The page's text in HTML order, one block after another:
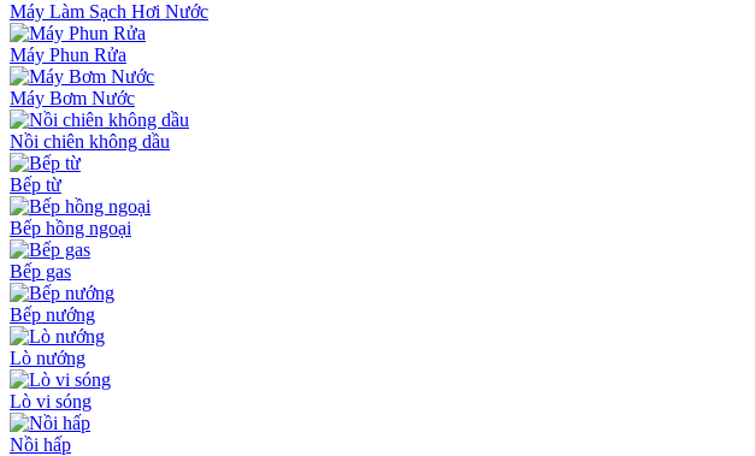
Máy Làm Sạch Hơi Nước
Máy Phun Rửa
Máy Bơm Nước
Nồi chiên không dầu
Bếp từ
Bếp hồng ngoại
Bếp gas
Bếp nướng
Lò nướng
Lò vi sóng
Nồi hấp